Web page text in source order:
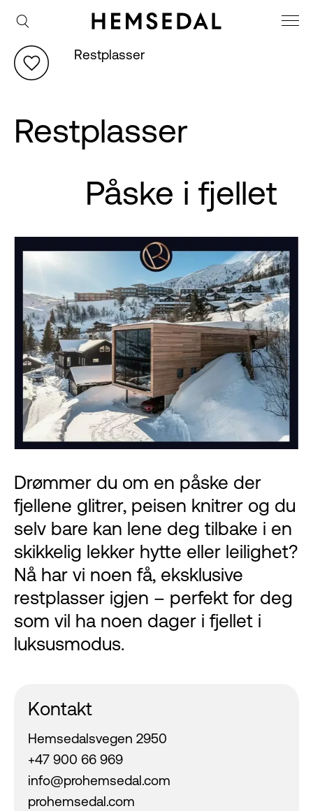
Restplasser
Restplasser
Påske i fjellet
Drømmer du om en påske der
fjellene glitrer, peisen knitrer og du
selv bare kan lene deg tilbake i en
skikkelig lekker hytte eller leilighet?
Nå har vi noen få, eksklusive
restplasser igjen – perfekt for deg
som vil ha noen dager i fjellet i
luksusmodus.
Kontakt
Hemsedalsvegen 2950
+47 900 66 969
info@prohemsedal.com
prohemsedal.com